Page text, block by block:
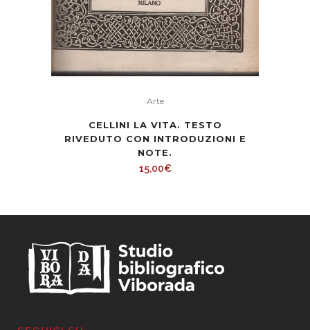
Arte
CELLINI LA VITA. TESTO
RIVEDUTO CON INTRODUZIONI E
NOTE.
15,00€